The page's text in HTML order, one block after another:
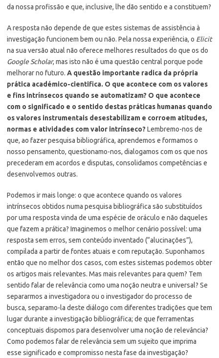
da nossa profissão e que, inclusive, lhe dão sentido e a constituem?
A resposta não depende de que estes sistemas de assistência à
investigação funcionem bem ou não. Pela nossa experiência, o Elicit
na sua versão atual não oferece melhores resultados do que os do
Google Scholar, mas isto não é uma questão central porque pode
melhorar no futuro. A questão importante radica da própria
prática académico-cientifica. O que acontece com os valores
e fins intrínsecos quando se automatizam? O que acontece
com o significado e o sentido destas práticas humanas quando
os valores instrumentais desestabilizam e corroem atitudes,
normas e atividades com valor intrínseco? Lembremo-nos de
que, ao fazer pesquisa bibliográfica, aprendemos e formamos o
nosso pensamento, questionamo-nos, dialogamos com os que nos
precederam em acordos e disputas, consolidamos competências e
desenvolvemos outras.
Podemos ir mais longe: o que acontece quando os valores
intrínsecos obtidos numa pesquisa bibliográfica são substituídos
por uma resposta vinda de uma espécie de oráculo e não daqueles
que fazem a prática? Imaginemos o melhor cenário possível: uma
resposta sem erros, sem conteúdo inventado (“alucinações”),
compilada a partir de fontes atuais e com reputação. Suponhamos
então que no melhor dos casos, com estes sistemas podemos obter
os artigos mais relevantes. Mas mais relevantes para quem? Tem
sentido falar de relevância como uma noção neutra e universal? Se
separarmos a investigadora ou o investigador do processo de
busca, separamo-la deste diálogo com diferentes tradições que tem
lugar durante a investigação bibliográfica; de que ferramentas
conceptuais dispomos para desenvolver uma noção de relevância?
Como podemos falar de relevância sem um sujeito que imprima
esse significado e compromisso nesta fase da investigação?